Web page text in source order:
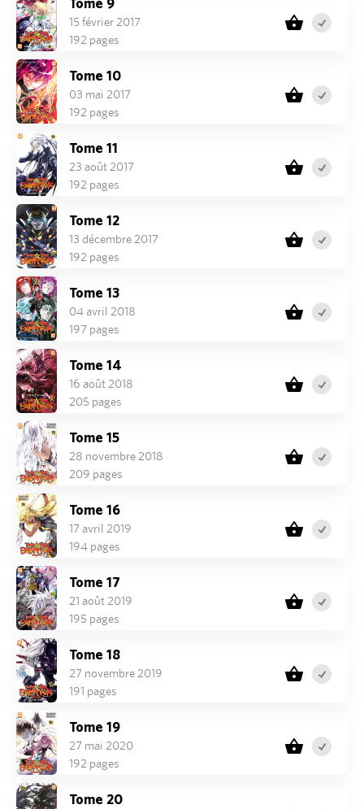
15 février 2017
192 pages
Tome 10
03 mai 2017
192 pages
Tome 11
23 août 2017
192 pages
Tome 12
13 décembre 2017
192 pages
Tome 13
04 avril 2018
197 pages
Tome 14
16 août 2018
205 pages
Tome 15
28 novembre 2018
209 pages
Tome 16
17 avril 2019
194 pages
Tome 17
21 août 2019
195 pages
Tome 18
27 novembre 2019
191 pages
Tome 19
27 mai 2020
192 pages
Tome 20